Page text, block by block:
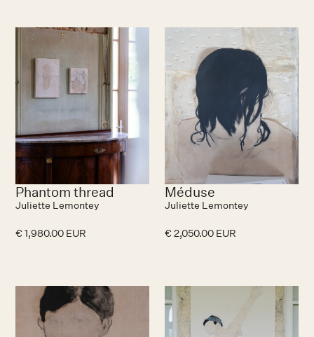
Phantom thread
Juliette Lemontey
€ 1,980.00 EUR
Méduse
Juliette Lemontey
€ 2,050.00 EUR